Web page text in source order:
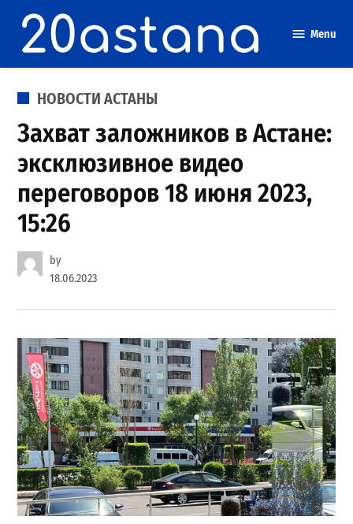
content
Menu
POSTED
НОВОСТИ АСТАНЫ
Захват заложников в Астане:
эксклюзивное видео
переговоров 18 июня 2023,
15:26
by
18.06.2023